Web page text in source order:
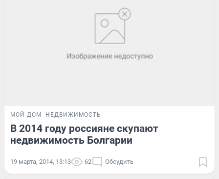
МОЙ ДОМ НЕДВИЖИМОСТЬ
В 2014 году россияне скупают
недвижимость Болгарии
19 марта, 2014, 13:13 62 Обсудить